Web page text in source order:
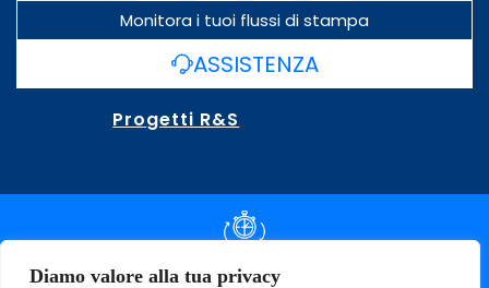
Diamo valore alla tua privacy
Monitora i tuoi flussi di stampa
ASSISTENZA
Progetti R&S
DOCUMENTAZIONE SLA